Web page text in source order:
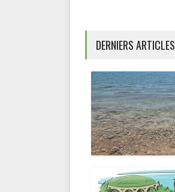
DERNIERS ARTICLES